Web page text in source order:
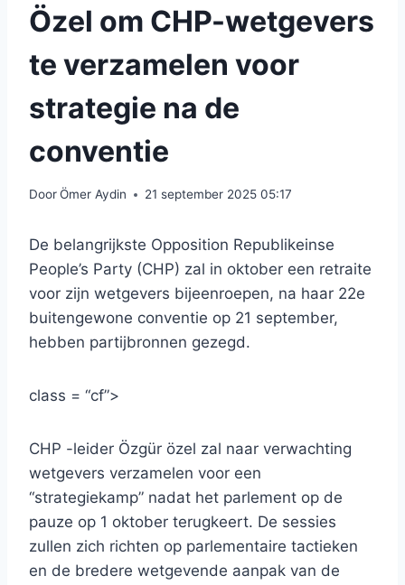
Özel om CHP-wetgevers
te verzamelen voor
strategie na de
conventie
DoorÖmer Aydin 21 september 2025 05:17
De belangrijkste Opposition Republikeinse
People’s Party (CHP) zal in oktober een retraite
voor zijn wetgevers bijeenroepen, na haar 22e
buitengewone conventie op 21 september,
hebben partijbronnen gezegd.
class = “cf”>
CHP -leider Özgür özel zal naar verwachting
wetgevers verzamelen voor een
“strategiekamp” nadat het parlement op de
pauze op 1 oktober terugkeert. De sessies
zullen zich richten op parlementaire tactieken
en de bredere wetgevende aanpak van de